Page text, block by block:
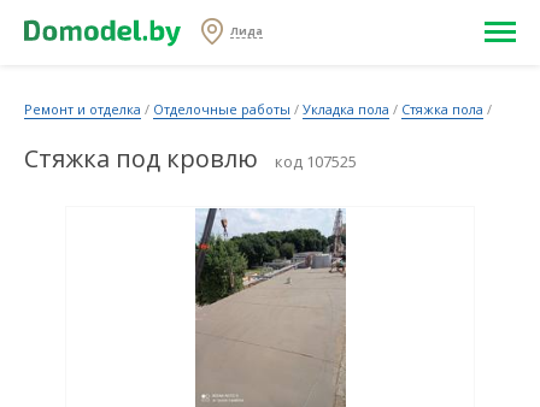
Лида
Ремонт и отделка / Отделочные работы / Укладка пола / Стяжка пола /
Стяжка под кровлю код 107525